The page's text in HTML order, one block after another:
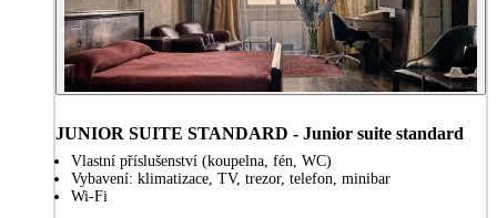
JUNIOR SUITE STANDARD - Junior suite standard
Vlastní příslušenství (koupelna, fén, WC)
Vybavení: klimatizace, TV, trezor, telefon, minibar
Wi-Fi